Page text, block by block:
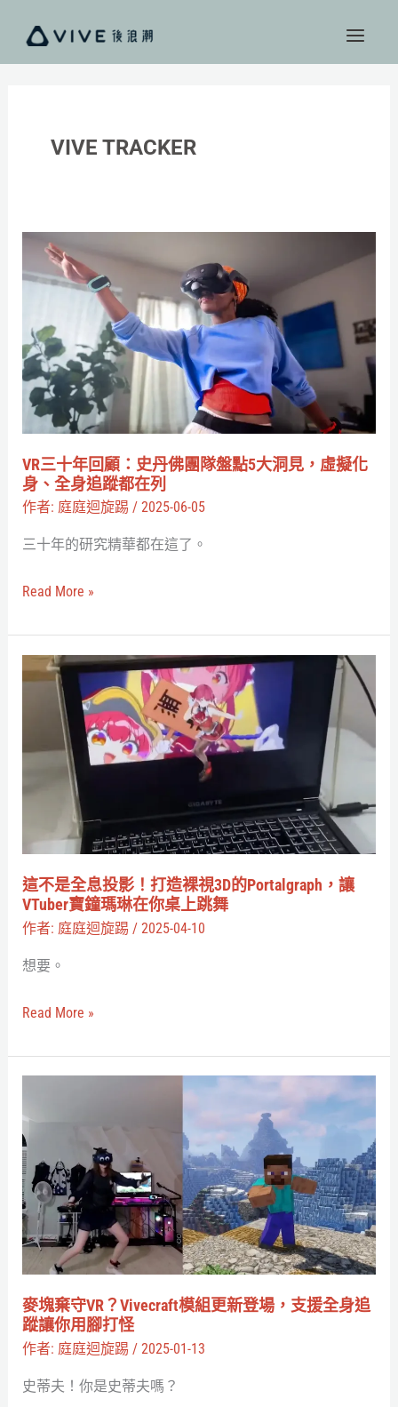
主
VIVE TRACKER
VR三十年回顧：史丹佛團隊盤點5大洞見，虛擬化
身、全身追蹤都在列
作者: 庭庭迴旋踢 / 2025-06-05
三十年的研究精華都在這了。
三
回
顧：
史
團
隊
點
洞
見，
虛
都
在
列
Read More »
這不是全息投影！打造裸視3D的Portalgraph，讓
VTuber寶鐘瑪琳在你桌上跳舞
作者: 庭庭迴旋踢 / 2025-04-10
想要。
投
打
造
裸
視
的
VTuber
寶
瑪
琳
在
你
桌
舞
Read More »
麥塊棄守VR？Vivecraft模組更新登場，支援全身追
蹤讓你用腳打怪
作者: 庭庭迴旋踢 / 2025-01-13
史蒂夫！你是史蒂夫嗎？
塊
棄
守
VR？
Vivecraft
模
更
新
登
支